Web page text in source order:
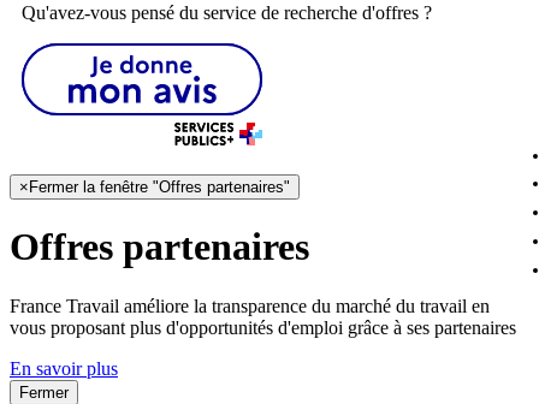
Qu'avez-vous pensé du service de recherche d'offres ?
× Fermer la fenêtre "Offres partenaires"
Offres partenaires
France Travail améliore la transparence du marché du travail en
vous proposant plus d'opportunités d'emploi grâce à ses partenaires
En savoir plus
Fermer